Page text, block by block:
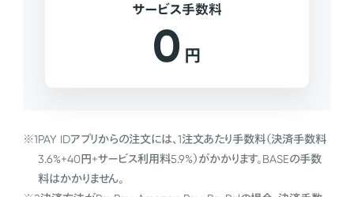
サービス手数料
0 円
※1PAY IDアプリからの注文には、1注文あたり手数料（決済手数料
3.6%+40円+サービス利用料5.9%）がかかります。BASEの手数
料はかかりません。